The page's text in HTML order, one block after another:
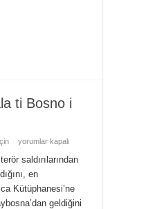
ti Bosno i
yorumlar kapalı
saldırılarından
en
Kütüphanesi’ne
geldiğini